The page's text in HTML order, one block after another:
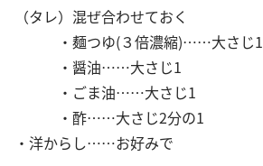
（タレ）混ぜ合わせておく
・麺つゆ(３倍濃縮)……大さじ1
・醤油……大さじ1
・ごま油……大さじ1
・酢……大さじ2分の1
・洋からし……お好みで